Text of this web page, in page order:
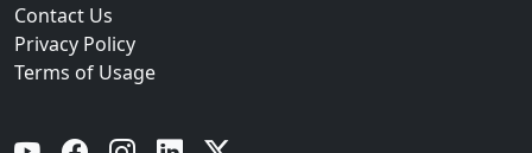
Contact Us
Privacy Policy
Terms of Usage
YouTube Facebook Instagram Linkedin